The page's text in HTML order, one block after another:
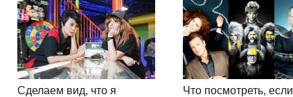
Сделаем вид, что я
Что посмотреть, если